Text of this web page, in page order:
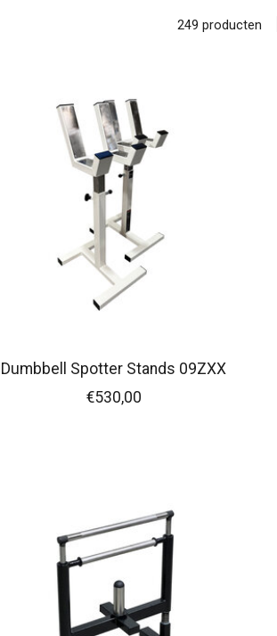
249 producten
Dumbbell Spotter Stands 09ZXX
€530,00